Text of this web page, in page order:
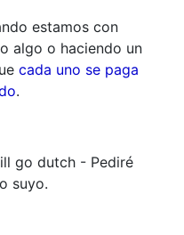
estamos con
algo o haciendo un
cada uno se paga
.
go dutch - Pediré
suyo.